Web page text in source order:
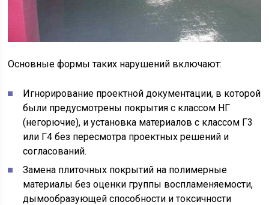
Основные формы таких нарушений включают:
Игнорирование проектной документации, в которой
были предусмотрены покрытия с классом НГ
(негорючие), и установка материалов с классом Г3
или Г4 без пересмотра проектных решений и
согласований.
Замена плиточных покрытий на полимерные
материалы без оценки группы воспламеняемости,
дымообразующей способности и токсичности